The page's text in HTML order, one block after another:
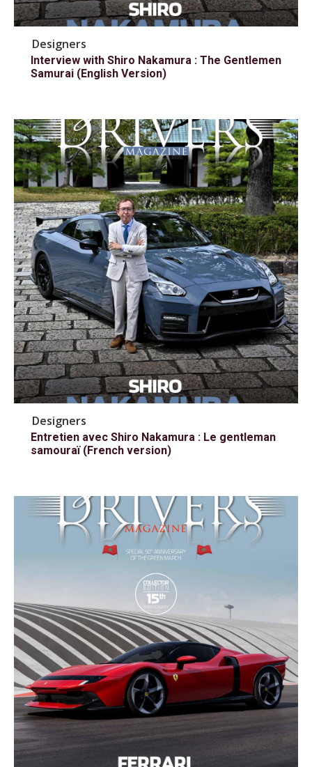
Designers
Interview with Shiro Nakamura : The Gentlemen
Samurai (English Version)
Designers
Entretien avec Shiro Nakamura : Le gentleman
samouraï (French version)